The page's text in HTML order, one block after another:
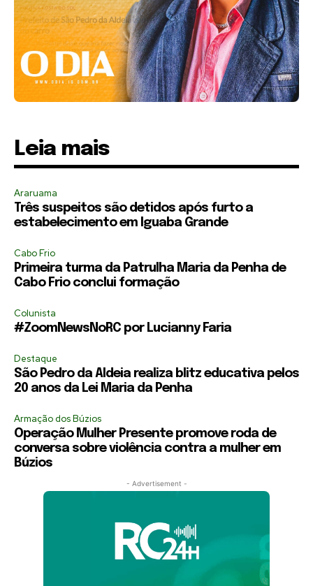
Leia mais
Araruama
Três suspeitos são detidos após furto a
estabelecimento em Iguaba Grande
Cabo Frio
Primeira turma da Patrulha Maria da Penha de
Cabo Frio conclui formação
Colunista
#ZoomNewsNoRC por Lucianny Faria
Destaque
São Pedro da Aldeia realiza blitz educativa pelos
20 anos da Lei Maria da Penha
Armação dos Búzios
Operação Mulher Presente promove roda de
conversa sobre violência contra a mulher em
Búzios
- Advertisement -